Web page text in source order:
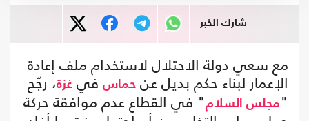
شارك الخبر
مع سعي دولة الاحتلال لاستخدام ملف إعادة
الإعمار لبناء حكم بديل عن حماس في غزة، رجّح
" مجلس السلام" في القطاع عدم موافقة حركة